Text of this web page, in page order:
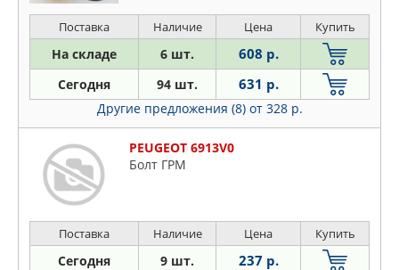
Поставка Наличие Цена Купить
На складе 6 шт. 608 р.
Сегодня 94 шт. 631 р.
Другие предложения (8) от 328 р.
PEUGEOT 6913V0
Болт ГРМ
Поставка Наличие Цена Купить
Сегодня 9 шт. 237 р.